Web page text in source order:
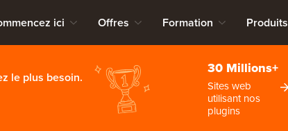
ici Offres Formation Produits
le plus besoin.
30 Millions+
Sites web
utilisant nos
plugins